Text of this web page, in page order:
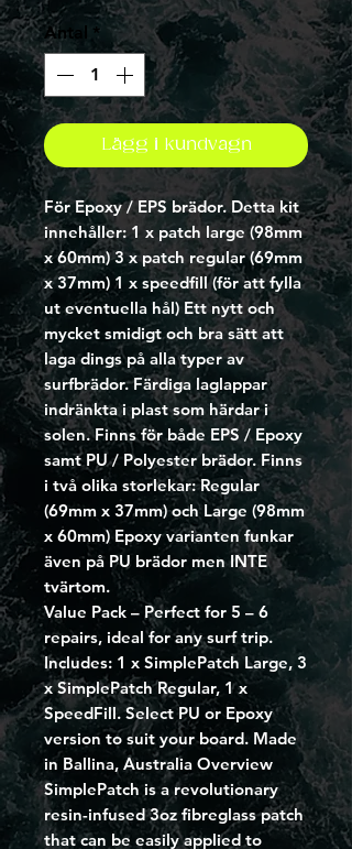
Antal *
Lägg i kundvagn
För Epoxy / EPS brädor. Detta kit
innehåller: 1 x patch large (98mm
x 60mm) 3 x patch regular (69mm
x 37mm) 1 x speedfill (för att fylla
ut eventuella hål) Ett nytt och
mycket smidigt och bra sätt att
laga dings på alla typer av
surfbrädor. Färdiga laglappar
indränkta i plast som härdar i
solen. Finns för både EPS / Epoxy
samt PU / Polyester brädor. Finns
i två olika storlekar: Regular
(69mm x 37mm) och Large (98mm
x 60mm) Epoxy varianten funkar
även på PU brädor men INTE
tvärtom.
Value Pack – Perfect for 5 – 6
repairs, ideal for any surf trip.
Includes: 1 x SimplePatch Large, 3
x SimplePatch Regular, 1 x
SpeedFill. Select PU or Epoxy
version to suit your board. Made
in Ballina, Australia Overview
SimplePatch is a revolutionary
resin-infused 3oz fibreglass patch
that can be easily applied to